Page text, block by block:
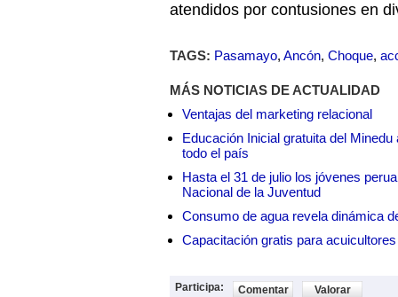
atendidos por contusiones en
TAGS: Pasamayo, Ancón, Choque,
MÁS NOTICIAS DE ACTUALIDAD
Ventajas del marketing relacional
Educación Inicial gratuita del
todo el país
Hasta el 31 de julio los jóvenes
Nacional de la Juventud
Consumo de agua revela dinámica
Capacitación gratis para
Participa: Comentar Valorar